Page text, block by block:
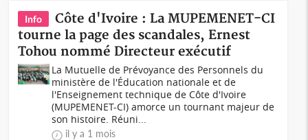
Info
Côte d'Ivoire : La MUPEMENET-CI
tourne la page des scandales, Ernest
Tohou nommé Directeur exécutif
La Mutuelle de Prévoyance des Personnels du
ministère de l'Éducation nationale et de
l'Enseignement technique de Côte d'Ivoire
(MUPEMENET-CI) amorce un tournant majeur de
son histoire. Réuni...
il y a 1 mois